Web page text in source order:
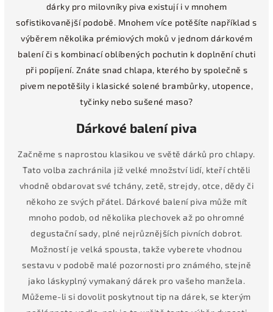
dárky pro milovníky piva existují i v mnohem
sofistikovanější podobě. Mnohem více potěšíte například s
výběrem několika prémiových moků v jednom dárkovém
balení či s kombinací oblíbených pochutin k doplnění chuti
při popíjení. Znáte snad chlapa, kterého by společně s
pivem nepotěšily i klasické solené brambůrky, utopence,
tyčinky nebo sušené maso?
Dárkové balení piva
Začněme s naprostou klasikou ve světě dárků pro chlapy.
Tato volba zachránila již velké množství lidí, kteří chtěli
vhodně obdarovat své tchány, zetě, strejdy, otce, dědy či
někoho ze svých přátel. Dárkové balení piva může mít
mnoho podob, od několika plechovek až po ohromné
degustační sady, plné nejrůznějších pivních dobrot.
Možností je velká spousta, takže vyberete vhodnou
sestavu v podobě malé pozornosti pro známého, stejně
jako láskyplný vymakaný dárek pro vašeho manžela.
Můžeme-li si dovolit poskytnout tip na dárek, se kterým